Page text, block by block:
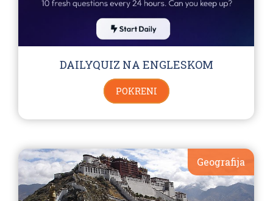
DAILYQUIZ NA ENGLESKOM
POKRENI
Geografija